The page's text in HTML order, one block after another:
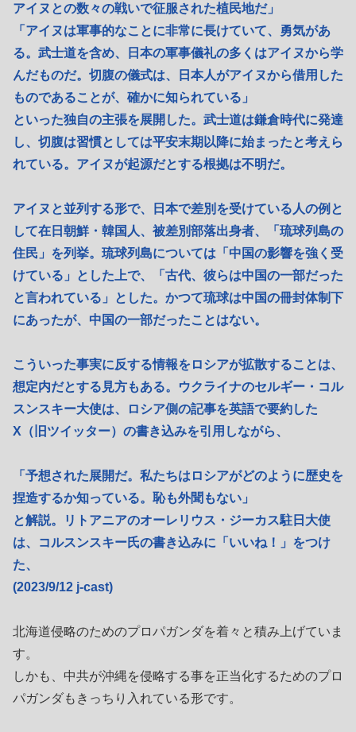
アイヌとの数々の戦いで征服された植民地だ」
「アイヌは軍事的なことに非常に長けていて、勇気があ
る。武士道を含め、日本の軍事儀礼の多くはアイヌから学
んだものだ。切腹の儀式は、日本人がアイヌから借用した
ものであることが、確かに知られている」
といった独自の主張を展開した。武士道は鎌倉時代に発達
し、切腹は習慣としては平安末期以降に始まったと考えら
れている。アイヌが起源だとする根拠は不明だ。
アイヌと並列する形で、日本で差別を受けている人の例と
して在日朝鮮・韓国人、被差別部落出身者、「琉球列島の
住民」を列挙。琉球列島については「中国の影響を強く受
けている」とした上で、「古代、彼らは中国の一部だった
と言われている」とした。かつて琉球は中国の冊封体制下
にあったが、中国の一部だったことはない。
こういった事実に反する情報をロシアが拡散することは、
想定内だとする見方もある。ウクライナのセルギー・コル
スンスキー大使は、ロシア側の記事を英語で要約した
X（旧ツイッター）の書き込みを引用しながら、
「予想された展開だ。私たちはロシアがどのように歴史を
捏造するか知っている。恥も外聞もない」
と解説。リトアニアのオーレリウス・ジーカス駐日大使
は、コルスンスキー氏の書き込みに「いいね！」をつけ
た、
(2023/9/12 j-cast)
北海道侵略のためのプロパガンダを着々と積み上げていま
す。
しかも、中共が沖縄を侵略する事を正当化するためのプロ
パガンダもきっちり入れている形です。